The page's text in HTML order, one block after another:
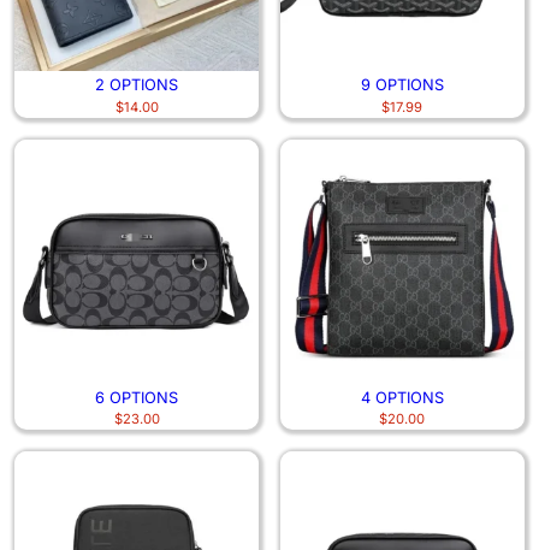
2 OPTIONS
$14.00
9 OPTIONS
$17.99
6 OPTIONS
$23.00
4 OPTIONS
$20.00